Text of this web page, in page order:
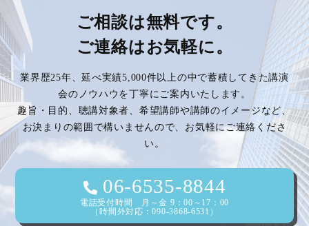
ご相談は無料です。
ご連絡はお気軽に。
業界歴25年、延べ実績5,000件以上の中で蓄積してきた講演
会のノウハウを丁寧にご案内いたします。
趣旨・目的、聴講対象者、希望講師や講師のイメージなど、
お決まりの範囲で構いませんので、お気軽にご連絡くださ
い。
06-6535-8844
電話受付時間 月～金 9：00～17：00
（時間外対応：090-3868-6531）